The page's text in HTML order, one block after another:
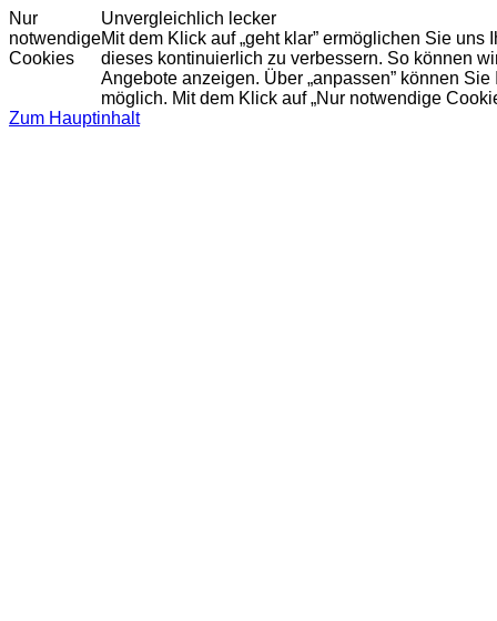
Nur
notwendige
Cookies
Unvergleichlich lecker
Mit dem Klick auf „geht klar” ermöglichen Sie
dieses kontinuierlich zu verbessern. So können
Angebote anzeigen. Über „anpassen” können
möglich. Mit dem Klick auf „Nur notwendige
Zum Hauptinhalt